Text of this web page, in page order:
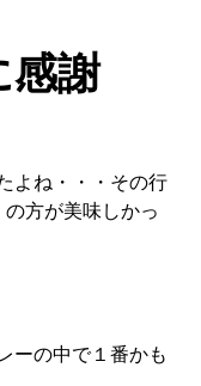
感謝
よね・・・その行
方が美味しかっ
ーの中で１番かも